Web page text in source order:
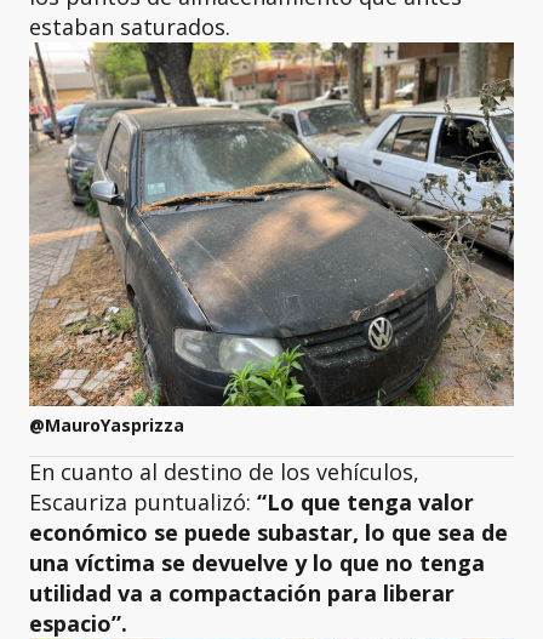
estaban saturados.
@MauroYasprizza
En cuanto al destino de los vehículos,
Escauriza puntualizó: “Lo que tenga valor
económico se puede subastar, lo que sea de
una víctima se devuelve y lo que no tenga
utilidad va a compactación para liberar
espacio”.